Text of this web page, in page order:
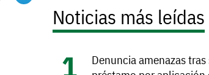
Noticias más leídas
Denuncia amenazas